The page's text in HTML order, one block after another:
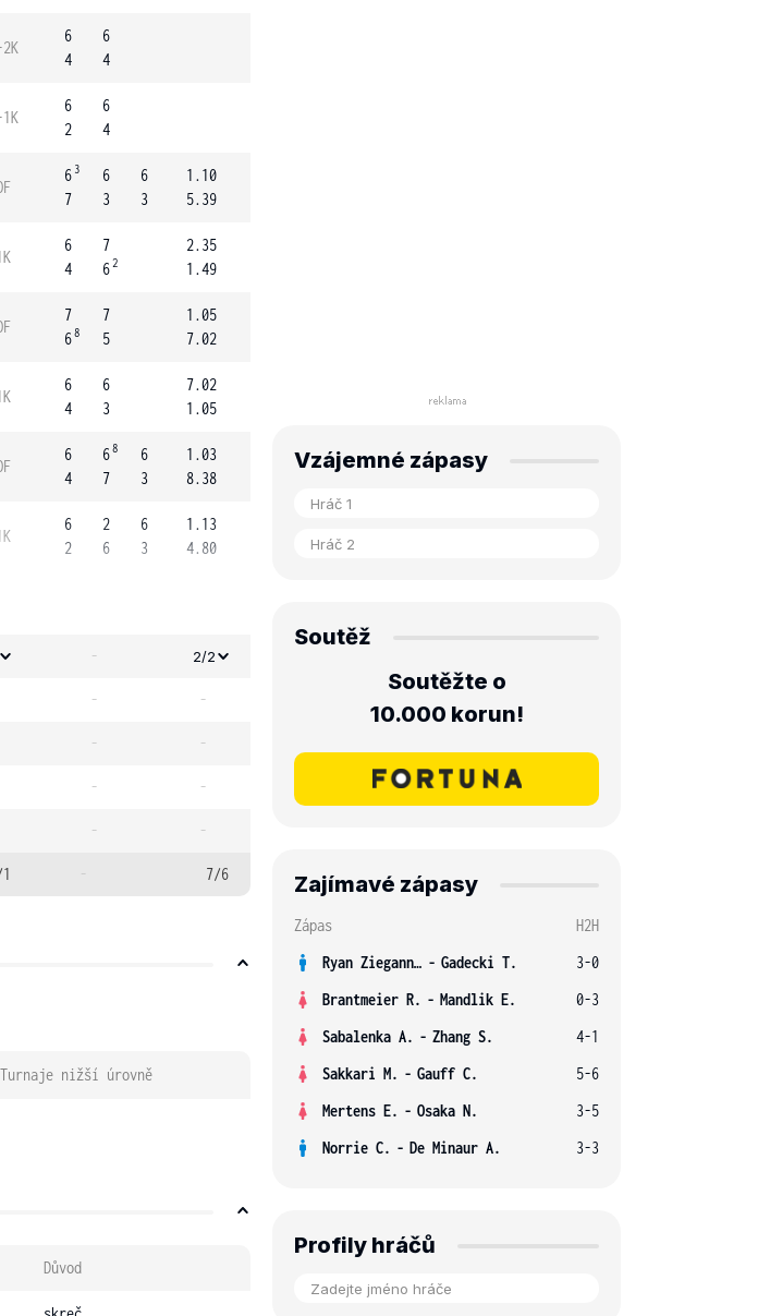
6
4
6
4
6
2
6
4
6 3
7
6
3
6
3
1.10
5.39
6
4
7
62
2.35
1.49
7
68
7
5
1.05
7.02
6
4
6
3
7.02
1.05
6
4
68
7
6
3
1.03
8.38
6
2
2
6
6
3
1.13
4.80
- 2/2
- -
- -
- -
- -
- 7/6
Turnaje nižší úrovně
Důvod
Vzájemné zápasy
Soutěž
Soutěžte o
10.000 korun!
Zajímavé zápasy
Zápas
H2H
Ryan Ziegann S. - Gadecki T.
3-0
Brantmeier R. - Mandlik E.
0-3
Sabalenka A. - Zhang S.
4-1
Sakkari M. - Gauff C.
5-6
Mertens E. - Osaka N.
3-5
Norrie C. - De Minaur A. 3-3
Profily hráčů